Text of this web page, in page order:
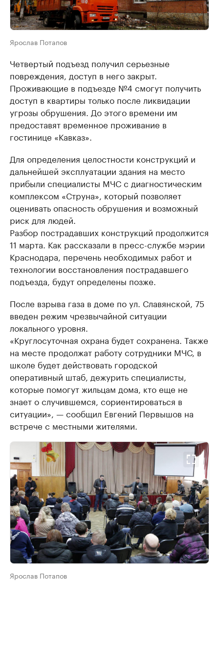
Ярослав Потапов
Четвертый подъезд получил серьезные
повреждения, доступ в него закрыт.
Проживающие в подъезде №4 смогут получить
доступ в квартиры только после ликвидации
угрозы обрушения. До этого времени им
предоставят временное проживание в
гостинице «Кавказ».
Для определения целостности конструкций и
дальнейшей эксплуатации здания на место
прибыли специалисты МЧС с диагностическим
комплексом «Струна», который позволяет
оценивать опасность обрушения и возможный
риск для людей.
Разбор пострадавших конструкций продолжится
11 марта. Как рассказали в пресс-службе мэрии
Краснодара, перечень необходимых работ и
технологии восстановления пострадавшего
подъезда, будут определены позже.
После взрыва газа в доме по ул. Славянской, 75
введен режим чрезвычайной ситуации
локального уровня.
«Круглосуточная охрана будет сохранена. Также
на месте продолжат работу сотрудники МЧС, в
школе будет действовать городской
оперативный штаб, дежурить специалисты,
которые помогут жильцам дома, кто еще не
знает о случившемся, сориентироваться в
ситуации», — сообщил Евгений Первышов на
встрече с местными жителями.
Ярослав Потапов